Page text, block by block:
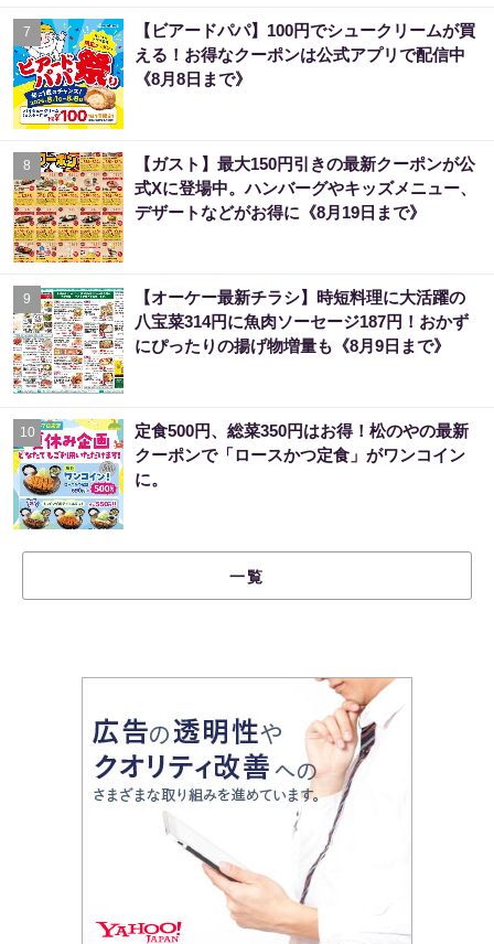
7
【ビアードパパ】100円でシュークリームが買
える！お得なクーポンは公式アプリで配信中
《8月8日まで》
8
【ガスト】最大150円引きの最新クーポンが公
式Xに登場中。ハンバーグやキッズメニュー、
デザートなどがお得に《8月19日まで》
9
【オーケー最新チラシ】時短料理に大活躍の
八宝菜314円に魚肉ソーセージ187円！おかず
にぴったりの揚げ物増量も《8月9日まで》
10
定食500円、総菜350円はお得！松のやの最新
クーポンで「ロースかつ定食」がワンコイン
に。
一覧